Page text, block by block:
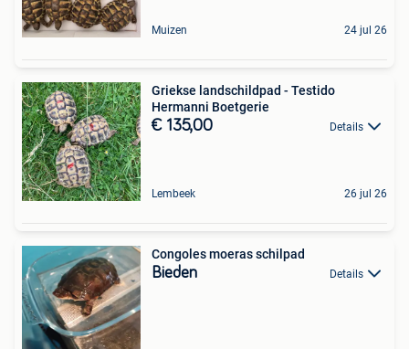
Muizen 24 jul 26
Griekse landschildpad - Testido
Hermanni Boetgerie
€ 135,00 Details
Lembeek 26 jul 26
Congoles moeras schilpad
Bieden Details